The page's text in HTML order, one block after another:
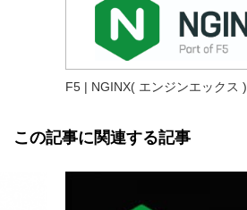
F5 | NGINX( エンジンエックス )
この記事に関連する記事